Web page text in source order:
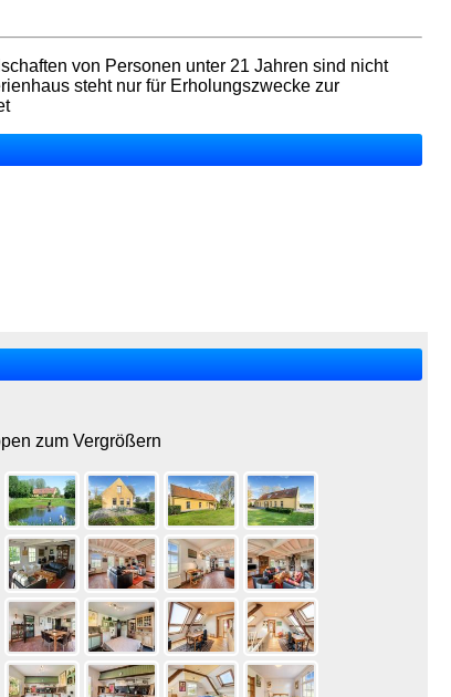
von Personen unter 21 Jahren sind nicht
steht nur für Erholungszwecke zur
zum Vergrößern